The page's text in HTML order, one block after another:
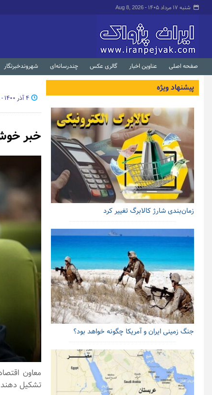
شنبه ۱۷ مرداد ۱۴۰۵ - Aug 8, 2026
صفحه اصلی عناوین اخبار گالری عکس چندرسانه‌ای شهروندخبرنگار
۴ آذر ۱۴۰۰ - ۱۹:۱۸
خبر
معاون
تشکیل دهند
پیشنهاد ویژه
زمان‌بندی شارژ کالابرگ تغییر کرد
جنگ زمینی ایران و آمریکا چگونه خواهد بود؟